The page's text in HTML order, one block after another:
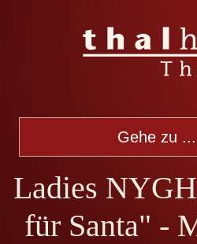
Gehe zu ...
Ladies
für Santa" -